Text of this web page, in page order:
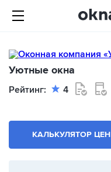
Уютные окна
Рейтинг: 4
КАЛЬКУЛЯТОР ЦЕН